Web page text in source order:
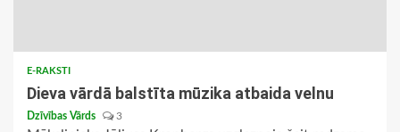
E-RAKSTI
Dieva vārdā balstīta mūzika atbaida velnu
Dzīvības Vārds 3